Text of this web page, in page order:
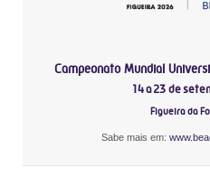
Campeonato Mundial
14 a 23 de
Figueira da
Sabe mais em: